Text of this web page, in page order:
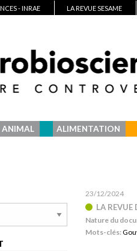
- INRAE LA REVUE SESAME
ANIMAL ALIMENTATION
23/12/2024
LA REVUE
Nature du
Mots-clés: